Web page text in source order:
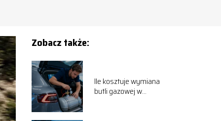
Zobacz także:
Ile kosztuje wymiana
butli gazowej w